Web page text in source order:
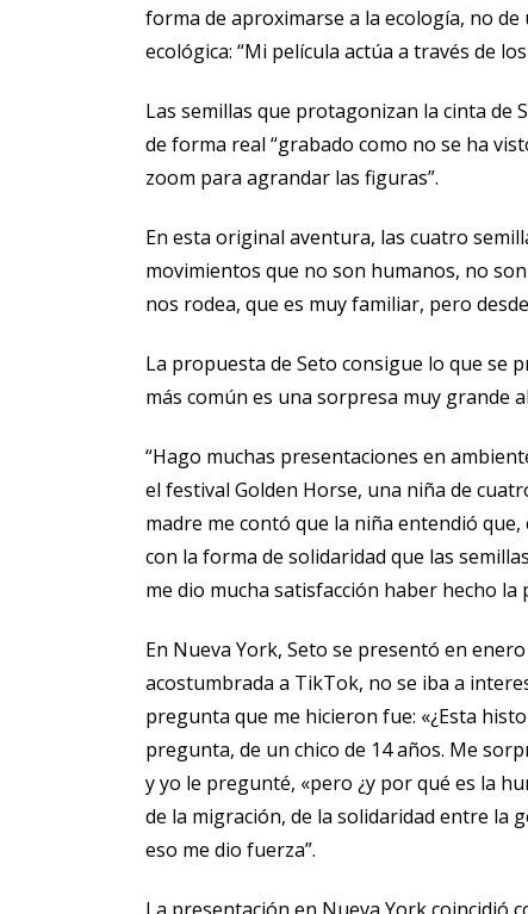
forma de aproximarse a la ecología, no
ecológica: “Mi película actúa a través de
Las semillas que protagonizan la cinta de
de forma real “grabado como no se ha
zoom para agrandar las figuras”.
En esta original aventura, las cuatro
movimientos que no son humanos, no
nos rodea, que es muy familiar, pero
La propuesta de Seto consigue lo que se
más común es una sorpresa muy grande
“Hago muchas presentaciones en
el festival Golden Horse, una niña de
madre me contó que la niña entendió
con la forma de solidaridad que las
me dio mucha satisfacción haber hecho la
En Nueva York, Seto se presentó en
acostumbrada a TikTok, no se iba a
pregunta que me hicieron fue: «¿Esta
pregunta, de un chico de 14 años. Me
y yo le pregunté, «pero ¿y por qué es la
de la migración, de la solidaridad entre la
eso me dio fuerza”.